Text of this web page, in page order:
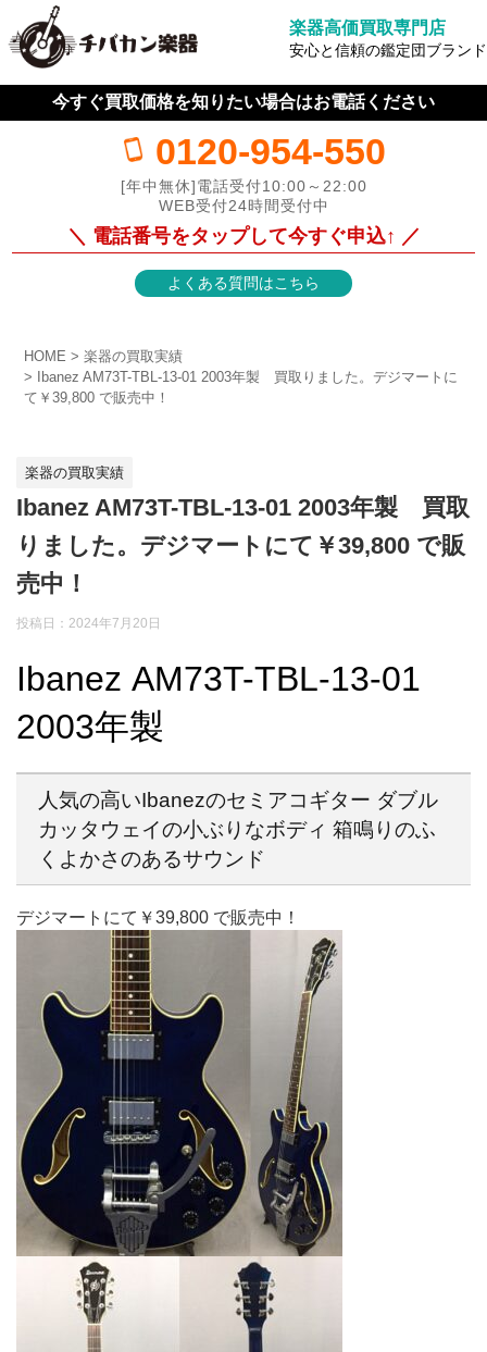
楽器高価買取専門店
安心と信頼の鑑定団ブランド
今すぐ買取価格を知りたい場合はお電話ください
0120-954-550
[年中無休]電話受付10:00～22:00
WEB受付24時間受付中
＼ 電話番号をタップして今すぐ申込↑ ／
よくある質問はこちら
HOME
楽器の買取実績
Ibanez AM73T-TBL-13-01 2003年製 買取りました。デジマートに
て￥39,800 で販売中！
楽器の買取実績
Ibanez AM73T-TBL-13-01 2003年製 買取
りました。デジマートにて￥39,800 で販
売中！
投稿日：2024年7月20日
Ibanez AM73T-TBL-13-01
2003年製
人気の高いIbanezのセミアコギター ダブル
カッタウェイの小ぶりなボディ 箱鳴りのふ
くよかさのあるサウンド
デジマートにて￥39,800 で販売中！